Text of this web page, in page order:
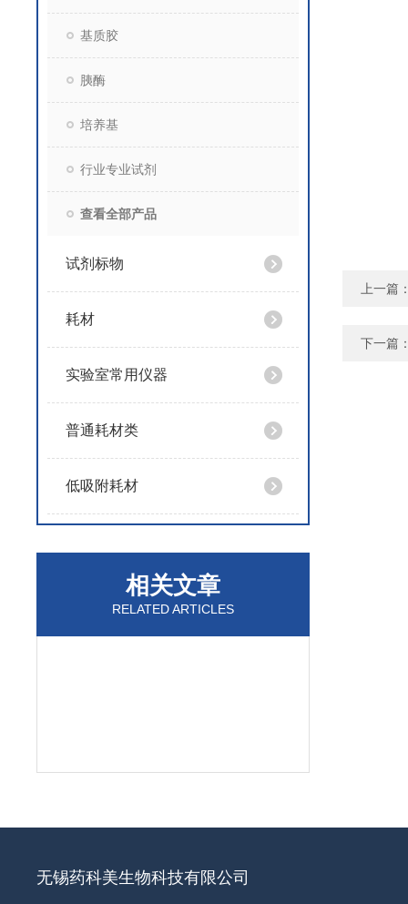
基质胶
胰酶
培养基
行业专业试剂
查看全部产品
试剂标物
耗材
实验室常用仪器
普通耗材类
低吸附耗材
相关文章
RELATED ARTICLES
上一篇
下一篇
无锡药科美生物科技有限公司